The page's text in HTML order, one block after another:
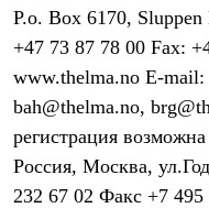
P.o. Box 6170,
+47 73 87 78 00 Fax:
www.thelma.no E-
bah@thelma.no,
регистрация
Россия, Москва,
232 67 02 Факс +7 495